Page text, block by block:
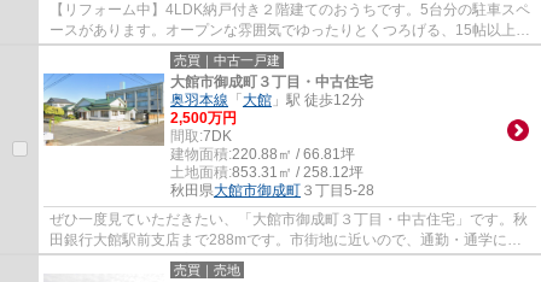
【リフォーム中】4LDK納戸付き２階建てのおうちです。5台分の駐車スペ
ースがあります。オープンな雰囲気でゆったりとくつろげる、15帖以上の
LDKとなっております。釈迦内エリアでお探...
売買｜中古一戸建
大館市御成町３丁目・中古住宅
奥羽本線 「 大館 」駅 徒歩12分
2,500万円
間取:7DK
建物面積:220.88㎡ / 66.81坪
土地面積:853.31㎡ / 258.12坪
秋田県大館市御成町 ３丁目5-28
ぜひ一度見ていただきたい、「大館市御成町３丁目・中古住宅」です。秋
田銀行大館駅前支店まで288mです。市街地に近いので、通勤・通学にも
便利です。利便性の高いロードヒーティング...
売買｜売地